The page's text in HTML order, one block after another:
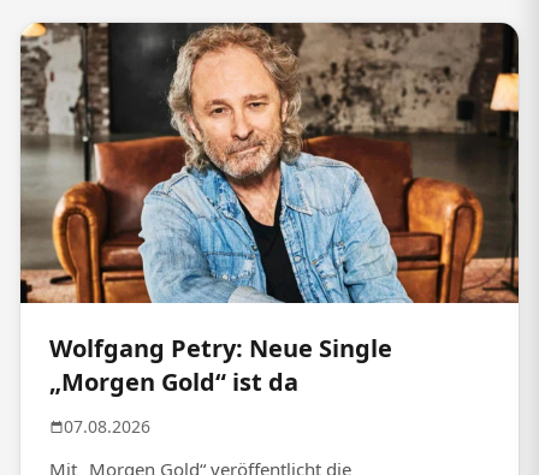
Wolfgang Petry: Neue Single
„Morgen Gold“ ist da
07.08.2026
Mit „Morgen Gold“ veröffentlicht die